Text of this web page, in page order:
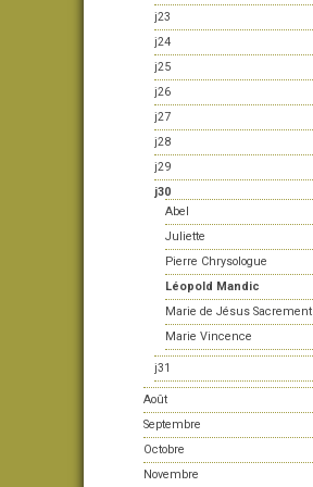
j23
j24
j25
j26
j27
j28
j29
j30
Abel
Juliette
Pierre Chrysologue
Léopold Mandic
Marie de Jésus Sacrement
Marie Vincence
j31
Août
Septembre
Octobre
Novembre